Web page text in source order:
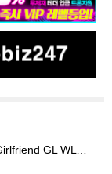
WLW Couple